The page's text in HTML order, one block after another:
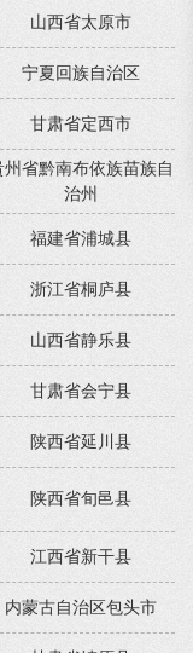
山西省太原市
宁夏回族自治区
甘肃省定西市
州省黔南布依族苗族自
治州
福建省浦城县
浙江省桐庐县
山西省静乐县
甘肃省会宁县
陕西省延川县
陕西省旬邑县
江西省新干县
内蒙古自治区包头市